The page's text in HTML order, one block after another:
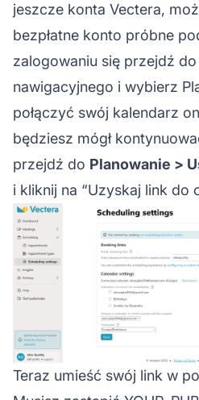
jeszcze konta Vectera,
bezpłatne konto próbne
zalogowaniu się przejdź
nawigacyjnego i wybierz
połączyć swój kalendarz
będziesz mógł
przejdź do Planowanie >
i kliknij na “Uzyskaj link do
Teraz umieść swój link w